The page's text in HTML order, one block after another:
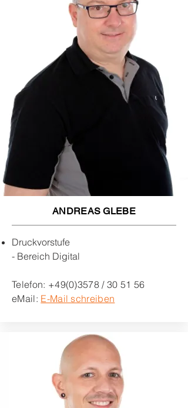
ANDREAS GLEBE
Druckvorstufe
- Bereich Digital
Telefon: +49(0)3578 / 30 51 56
eMail: E-Mail schreiben